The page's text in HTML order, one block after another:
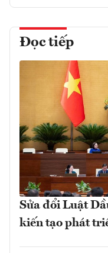
Đọc tiếp
Sửa đổi Luật
kiến tạo phát